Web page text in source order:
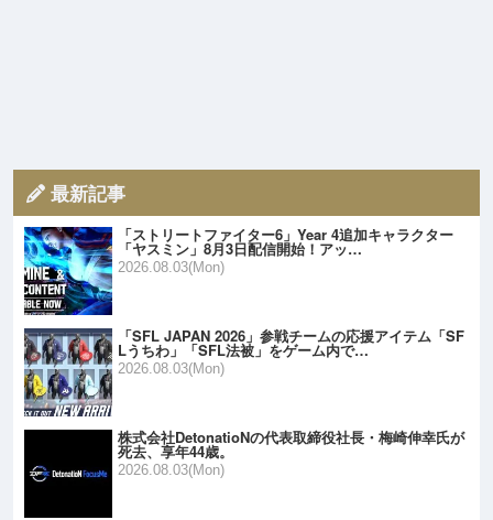
最新記事
「ストリートファイター6」Year 4追加キャラクター
「ヤスミン」8月3日配信開始！アッ…
2026.08.03(Mon)
「SFL JAPAN 2026」参戦チームの応援アイテム「SF
Lうちわ」「SFL法被」をゲーム内で…
2026.08.03(Mon)
株式会社DetonatioNの代表取締役社長・梅崎伸幸氏が
死去、享年44歳。
2026.08.03(Mon)